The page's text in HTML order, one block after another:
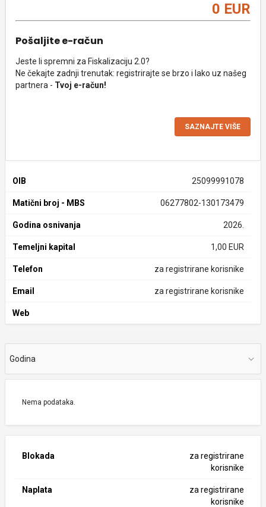
0 EUR
Pošaljite e-račun
Jeste li spremni za Fiskalizaciju 2.0?
Ne čekajte zadnji trenutak: registrirajte se brzo i lako uz našeg
partnera - Tvoj e-račun!
SAZNAJTE VIŠE
OIB 25099991078
Matični broj - MBS 06277802-130173479
Godina osnivanja 2026.
Temeljni kapital 1,00 EUR
Telefon za registrirane korisnike
Email za registrirane korisnike
Web
Godina
Nema podataka.
Blokada
za registrirane
korisnike
Naplata
za registrirane
korisnike